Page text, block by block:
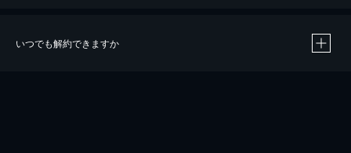
いつでも解約できますか